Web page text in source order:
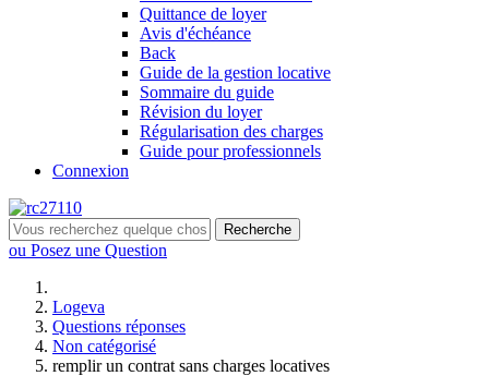
Quittance de loyer
Avis d'échéance
Back
Guide de la gestion locative
Sommaire du guide
Révision du loyer
Régularisation des charges
Guide pour professionnels
Connexion
Recherche
ou Posez une Question
Logeva
Questions réponses
Non catégorisé
remplir un contrat sans charges locatives